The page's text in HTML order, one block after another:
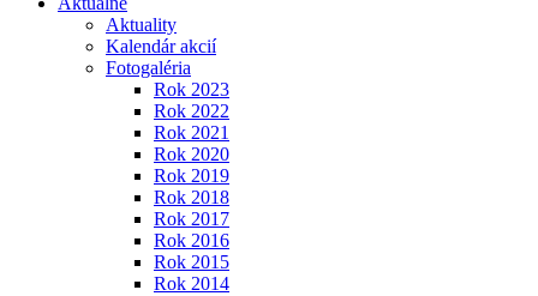
Aktuality
Kalendár akcií
Fotogaléria
Rok 2023
Rok 2022
Rok 2021
Rok 2020
Rok 2019
Rok 2018
Rok 2017
Rok 2016
Rok 2015
Rok 2014